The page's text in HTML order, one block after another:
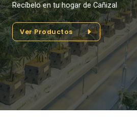
Recíbelo en tu hogar de Cañizal
Ver Productos